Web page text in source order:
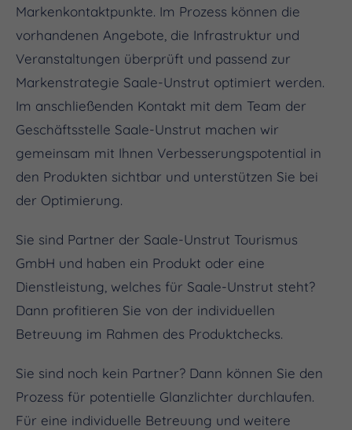
Markenkontaktpunkte. Im Prozess können die
vorhandenen Angebote, die Infrastruktur und
Veranstaltungen überprüft und passend zur
Markenstrategie Saale-Unstrut optimiert werden.
Im anschließenden Kontakt mit dem Team der
Geschäftsstelle Saale-Unstrut machen wir
gemeinsam mit Ihnen Verbesserungspotential in
den Produkten sichtbar und unterstützen Sie bei
der Optimierung.
Sie sind Partner der Saale-Unstrut Tourismus
GmbH und haben ein Produkt oder eine
Dienstleistung, welches für Saale-Unstrut steht?
Dann profitieren Sie von der individuellen
Betreuung im Rahmen des Produktchecks.
Sie sind noch kein Partner? Dann können Sie den
Prozess für potentielle Glanzlichter durchlaufen.
Für eine individuelle Betreuung und weitere